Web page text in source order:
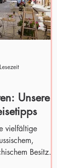
Unsere
vielfältige
Besitz